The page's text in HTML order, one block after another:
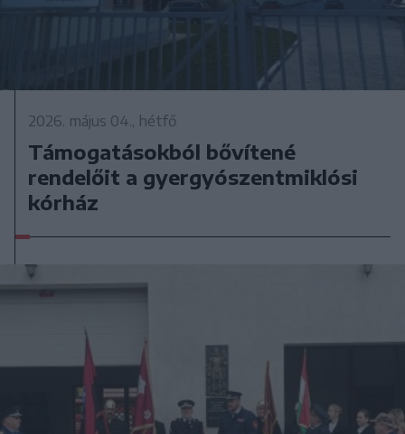
2026. május 04., hétfő
Támogatásokból bővítené
rendelőit a gyergyószentmiklósi
kórház